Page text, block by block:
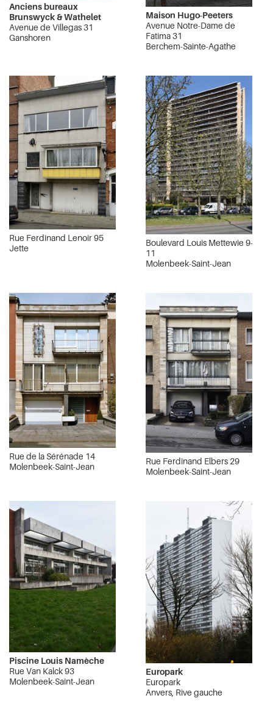
Anciens bureaux
Brunswyck & Wathelet
Avenue de Villegas 31
Ganshoren
Maison Hugo-Peeters
Avenue Notre-Dame de
Fatima 31
Berchem-Sainte-Agathe
Rue Ferdinand Lenoir 95
Jette
Boulevard Louis Mettewie 9-
11
Molenbeek-Saint-Jean
Rue de la Sérénade 14
Molenbeek-Saint-Jean
Rue Ferdinand Elbers 29
Molenbeek-Saint-Jean
Piscine Louis Namèche
Rue Van Kalck 93
Molenbeek-Saint-Jean
Europark
Europark
Anvers, Rive gauche